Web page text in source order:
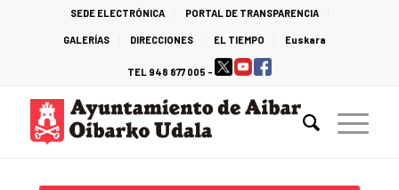
SEDE ELECTRÓNICA PORTAL DE TRANSPARENCIA
GALERÍAS DIRECCIONES EL TIEMPO Euskara
TEL 948 877 005 -